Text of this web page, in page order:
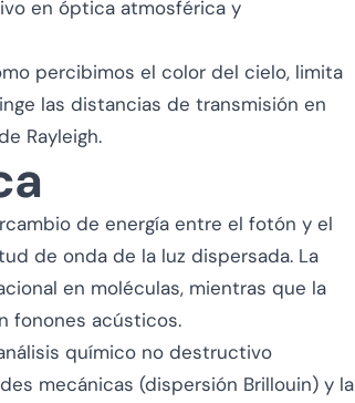
en óptica atmosférica y
percibimos el color del cielo, limita
las distancias de transmisión en
Rayleigh.
de energía entre el fotón y el
de onda de la luz dispersada. La
en moléculas, mientras que la
fonones acústicos.
químico no destructivo
mecánicas (dispersión Brillouin) y la